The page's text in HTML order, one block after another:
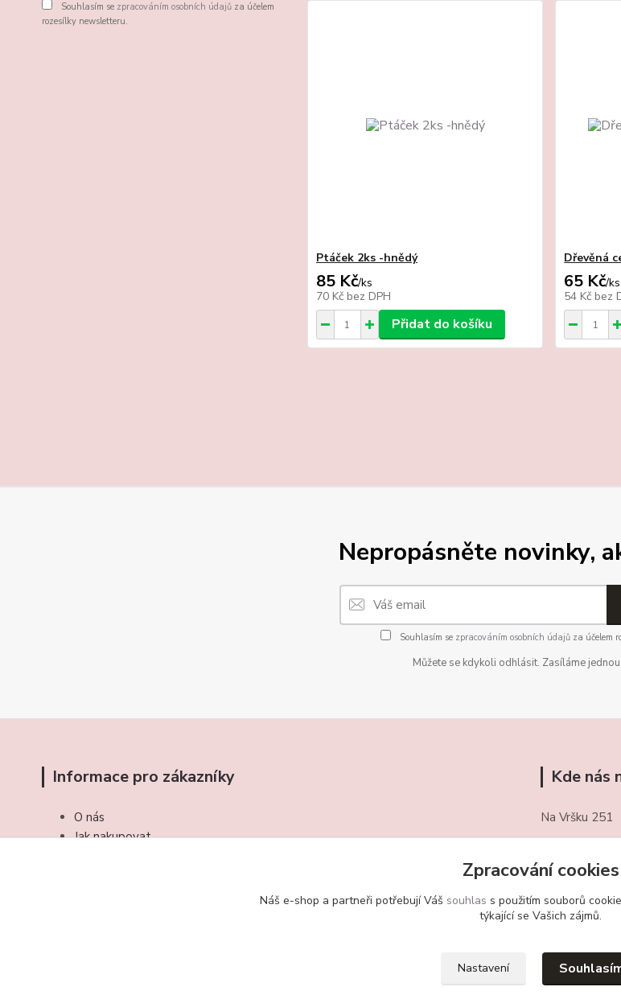
Souhlasím se zpracováním osobních údajů za účelem
rozesílky newsletteru.
Ptáček 2ks -hnědý
85 Kč/ks
70 Kč bez DPH
Přidat do košíku
Dřevěná
65 Kč/ks
54 Kč bez
Nepropásněte novinky,
Souhlasím se zpracováním osobních údajůza účelem
Můžete se kdykoli odhlásit. Zasíláme
Informace pro zákazníky
O nás
Jak nakupovat
Kde nás
Na Vršku 251
Zpracování cookies
Náš e-shop a partneři potřebují Váš souhlas s použitím souborů
týkající se Vašich zájmů.
Nastavení